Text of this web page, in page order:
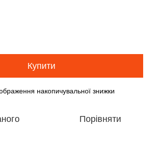
Купити
накопичувальної знижки
Порівняти